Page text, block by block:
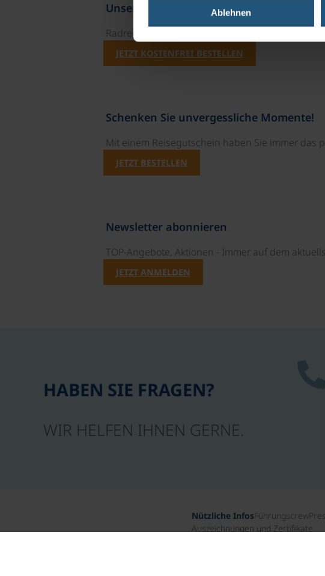
Ablehnen
Unsere Reisekataloge
Radreisen, Kreuzfahrten und Radkreuzfahrten
JETZT KOSTENFREI BESTELLEN
Schenken Sie unvergessliche Momente!
Mit einem Reisegutschein haben Sie immer das
JETZT BESTELLEN
Newsletter abonnieren
TOP-Angebote, Aktionen - Immer auf dem
JETZT ANMELDEN
HABEN SIE FRAGEN?
WIR HELFEN IHNEN GERNE.
Nützliche InfosFührungscrew
Auszeichnungen und Zertifikate